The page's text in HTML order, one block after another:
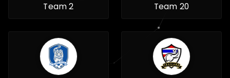
Team 2 Team 20